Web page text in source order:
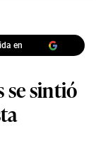
en
se sintió